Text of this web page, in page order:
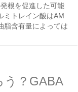
根を促進した可能
ミトレイン酸はAM
脂含有量によっては
う？GABA